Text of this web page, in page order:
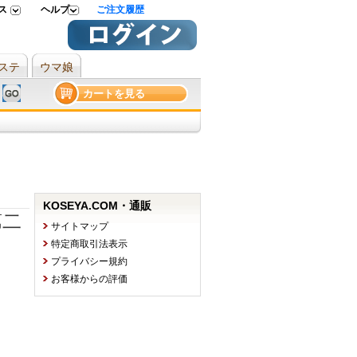
ヘルプ ご注文履歴
テ ウマ娘
カートを見る
KOSEYA.COM・通販
サイトマップ
特定商取引法表示
プライバシー規約
お客様からの評価